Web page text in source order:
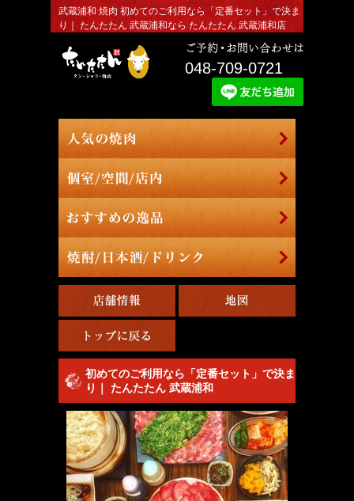
武蔵浦和 焼肉 初めてのご利用なら「定番セット」で決ま
り｜ たんたたん 武蔵浦和なら たんたたん 武蔵浦和店
048-709-0721
初めてのご利用なら「定番セット」で決ま
り｜ たんたたん 武蔵浦和